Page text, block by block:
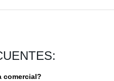
comercial?